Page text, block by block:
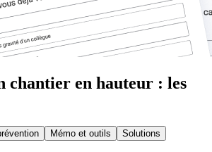
chantier en hauteur : les
Mémo et outils
Solutions